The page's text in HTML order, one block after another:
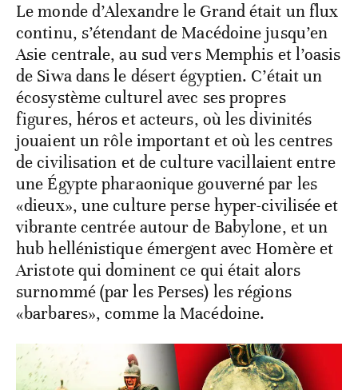
Le monde d’Alexandre le Grand était un flux
continu, s’étendant de Macédoine jusqu’en
Asie centrale, au sud vers Memphis et l’oasis
de Siwa dans le désert égyptien. C’était un
écosystème culturel avec ses propres
figures, héros et acteurs, où les divinités
jouaient un rôle important et où les centres
de civilisation et de culture vacillaient entre
une Égypte pharaonique gouverné par les
«dieux», une culture perse hyper-civilisée et
vibrante centrée autour de Babylone, et un
hub hellénistique émergent avec Homère et
Aristote qui dominent ce qui était alors
surnommé (par les Perses) les régions
«barbares», comme la Macédoine.